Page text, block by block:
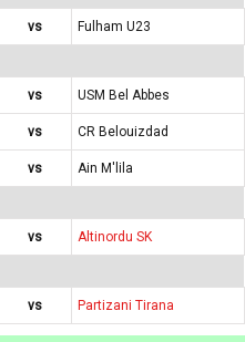
vs Fulham U23
vs
USM Bel Abbes
vs
CR Belouizdad
vs Ain M'lila
vs Altinordu SK
vs Partizani Tirana